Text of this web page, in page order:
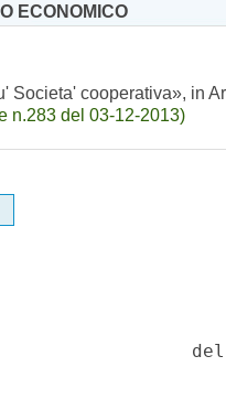
ECONOMICO
Societa' cooperativa», in
n.283 del 03-12-2013)